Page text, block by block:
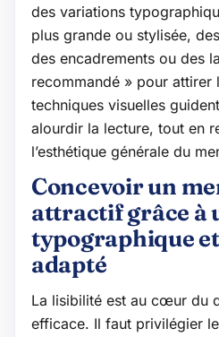
des variations
plus grande ou stylisée,
des encadrements ou des
recommandé » pour attirer
techniques visuelles
alourdir la lecture, tout en
l’esthétique générale du
Concevoir un
attractif grâce à
typographique
adapté
La lisibilité est au cœur du
efficace. Il faut privilégier